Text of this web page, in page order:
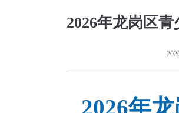
2026年龙岗区
2026年